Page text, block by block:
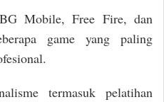
Mobile, Free Fire, dan
game yang paling
termasuk pelatihan